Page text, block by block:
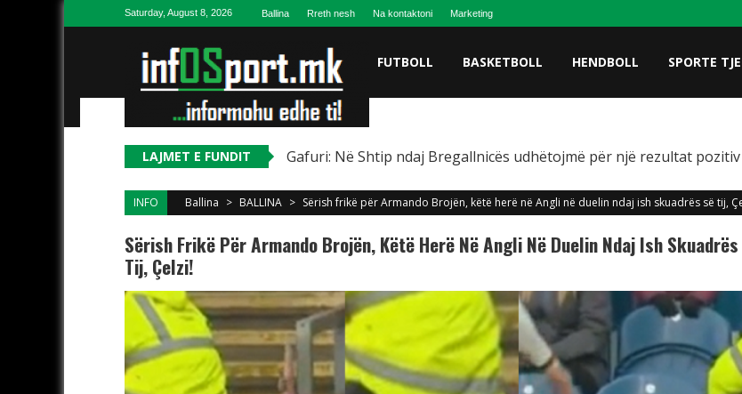
Skip to contentSaturday, August 8, 2026 Ballina Rreth nesh Na kontaktoni Marketing
FUTBOLL BASKETBOLL HENDBOLL SPORTE
LAJMET E FUNDIT Gafuri: Në Shtip ndaj Bregallnicës udhëtojmë për një rezultat pozitiv
INFO Ballina > BALLINA > Sërish frikë për Armando Brojën, këtë herë në Angli në duelin ndaj ish skuadrës së tij,
Sërish Frikë Për Armando Brojën, Këtë Herë Në Angli Në Duelin Ndaj Ish Skuadrës
Tij, Çelzi!